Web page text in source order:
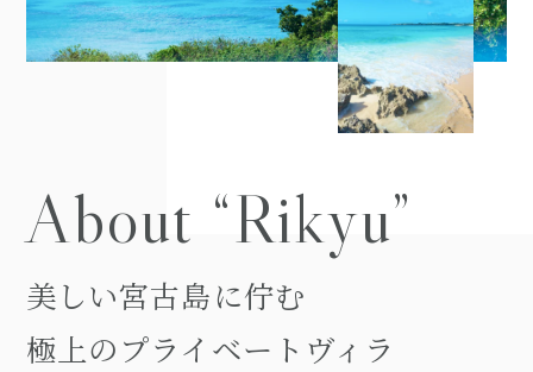
About “Rikyu”
美しい宮古島に佇む
極 上のプライ ベー ト ヴィ ラ